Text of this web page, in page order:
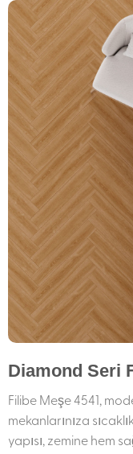
Diamond Seri
Filibe Meşe 4541,
mekanlarınıza
yapısı, zemine hem